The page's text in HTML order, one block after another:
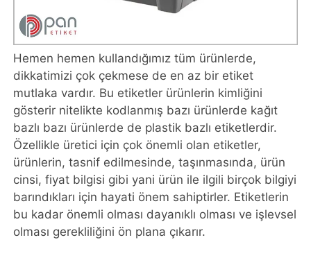
Hemen hemen kullandığımız tüm ürünlerde,
dikkatimizi çok çekmese de en az bir etiket
mutlaka vardır. Bu etiketler ürünlerin kimliğini
gösterir nitelikte kodlanmış bazı ürünlerde kağıt
bazlı bazı ürünlerde de plastik bazlı etiketlerdir.
Özellikle üretici için çok önemli olan etiketler,
ürünlerin, tasnif edilmesinde, taşınmasında, ürün
cinsi, fiyat bilgisi gibi yani ürün ile ilgili birçok bilgiyi
barındıkları için hayati önem sahiptirler. Etiketlerin
bu kadar önemli olması dayanıklı olması ve işlevsel
olması gerekliliğini ön plana çıkarır.